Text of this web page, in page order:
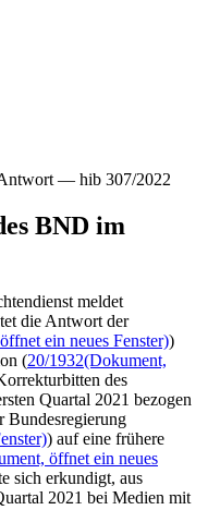
— hib 307/2022
BND im
meldet
die Antwort der
ein neues Fenster))
(20/1932(Dokument,
des
Quartal 2021 bezogen
Bundesregierung
) auf eine frühere
öffnet ein neues
sich erkundigt, aus
2021 bei Medien mit